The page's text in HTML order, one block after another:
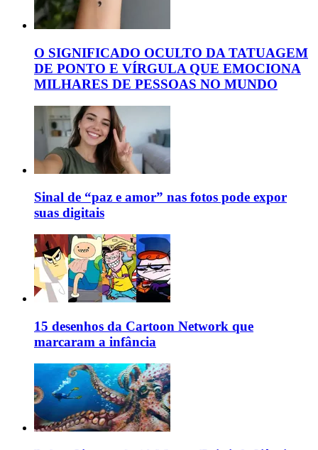
O SIGNIFICADO OCULTO DA TATUAGEM
DE PONTO E VÍRGULA QUE EMOCIONA
MILHARES DE PESSOAS NO MUNDO
Sinal de “paz e amor” nas fotos pode expor
suas digitais
15 desenhos da Cartoon Network que
marcaram a infância